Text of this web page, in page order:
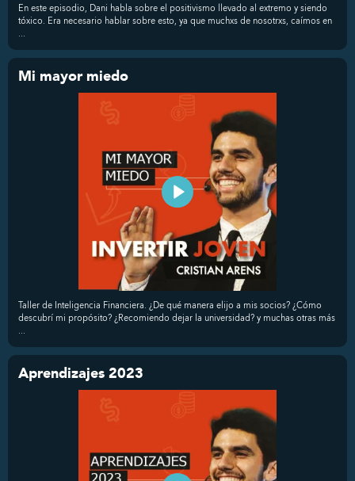
En este episodio, Dani habla sobre el positivismo llevado al extremo y siendo
tóxico. Era necesario hablar sobre esto, ya que muchxs de nosotrxs, caímos en
...
Mi mayor miedo
Taller de Inteligencia Financiera. ¿De qué manera elijo a mis socios? ¿Cómo
descubrí mi propósito? ¿Recomiendo dejar la universidad? y muchas otras más
...
Aprendizajes 2023